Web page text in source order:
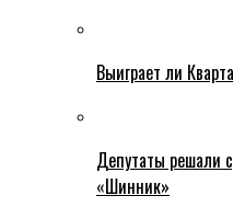
Выиграет ли
Депутаты решали
«Шинник»